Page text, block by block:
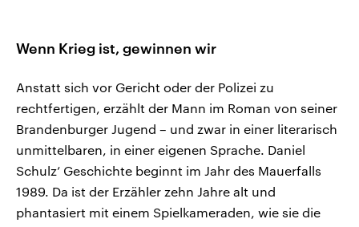
Wenn Krieg ist, gewinnen wir
Anstatt sich vor Gericht oder der Polizei zu
rechtfertigen, erzählt der Mann im Roman von seiner
Brandenburger Jugend – und zwar in einer literarisch
unmittelbaren, in einer eigenen Sprache. Daniel
Schulz’ Geschichte beginnt im Jahr des Mauerfalls
1989. Da ist der Erzähler zehn Jahre alt und
phantasiert mit einem Spielkameraden, wie sie die